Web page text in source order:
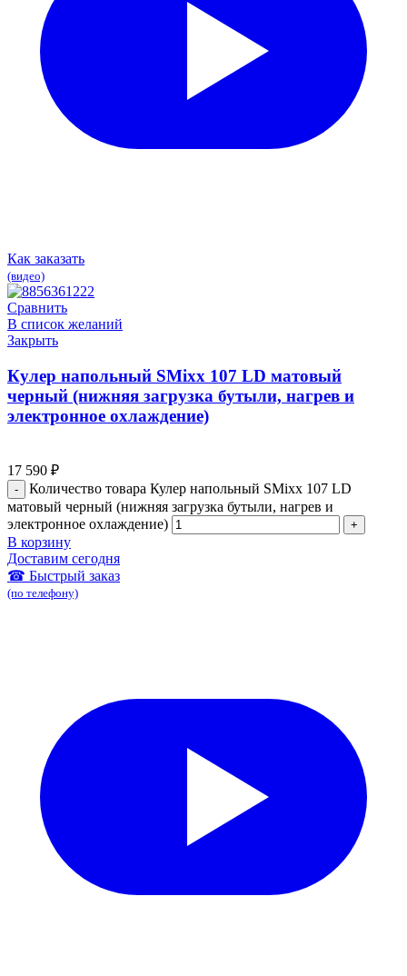
Как заказать
(видео)
Сравнить
В список желаний
Закрыть
Кулер напольный SMixx 107 LD матовый
черный (нижняя загрузка бутыли, нагрев и
электронное охлаждение)
17 590 ₽
Количество товара Кулер напольный SMixx 107 LD
матовый черный (нижняя загрузка бутыли, нагрев и
электронное охлаждение)
В корзину
Доставим сегодня
☎ Быстрый заказ
(по телефону)